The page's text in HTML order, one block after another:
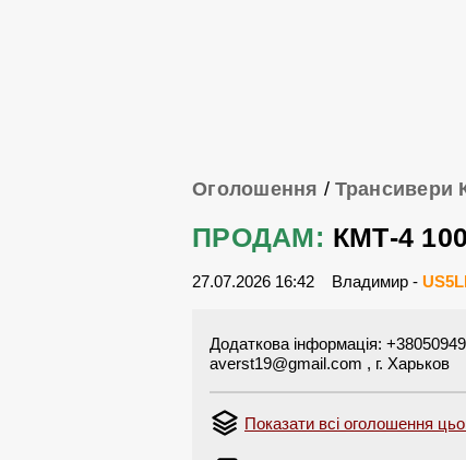
Оголошення / Трансивери
ПРОДАМ: КМТ-4
27.07.2026 16:42 Владимир -
Додаткова інформація:
averst19@gmail.com , г. Харьков
Показати всі оголошення